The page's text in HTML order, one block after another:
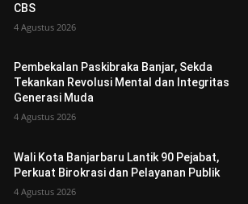
CBS
4 Agustus 2026
Pembekalan Paskibraka Banjar, Sekda
Tekankan Revolusi Mental dan Integritas
Generasi Muda
4 Agustus 2026
Wali Kota Banjarbaru Lantik 90 Pejabat,
Perkuat Birokrasi dan Pelayanan Publik
4 Agustus 2026